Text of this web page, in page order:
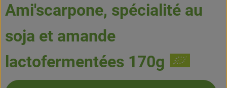
Ami'scarpone, spécialité au
soja et amande
lactofermentées 170g